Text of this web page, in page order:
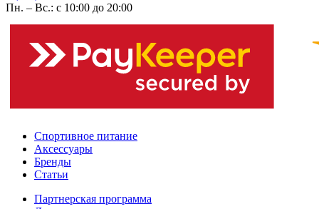
Пн. – Вс.: с 10:00 до 20:00
Спортивное питание
Аксессуары
Бренды
Статьи
Партнерская программа